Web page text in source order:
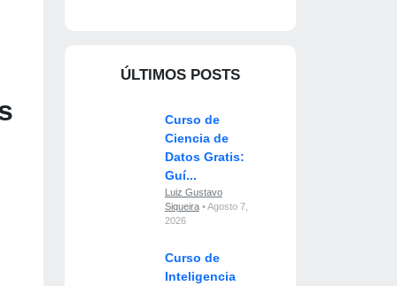
ÚLTIMOS POSTS
Curso de
Ciencia de
Datos Gratis:
Guí...
Luiz Gustavo
Siqueira• Agosto 7,
2026
Curso de
Inteligencia